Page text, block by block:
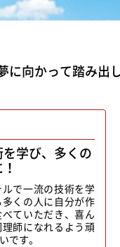
向かって踏み出
学び、多くの
で一流の技術を学
くの人に自分が作
ていただき、喜ん
師になれるよう頑
です。